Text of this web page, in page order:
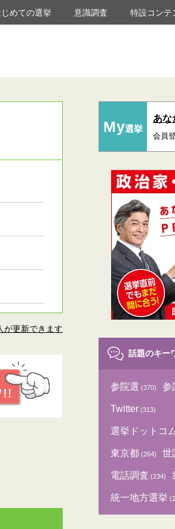
じめての選挙 意識調査 特設コンテ
が更新できます
My選挙
あな
会員
話題のキー
参院選 (370) 参
Twitter (313)
選挙ドットコ
東京都 (264) 世
電話調査 (234)
統一地方選挙